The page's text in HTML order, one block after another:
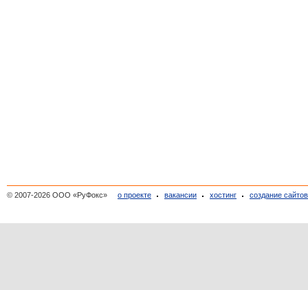
© 2007-2026 ООО «РуФокс» о проекте вакансии хостинг создание сайтов